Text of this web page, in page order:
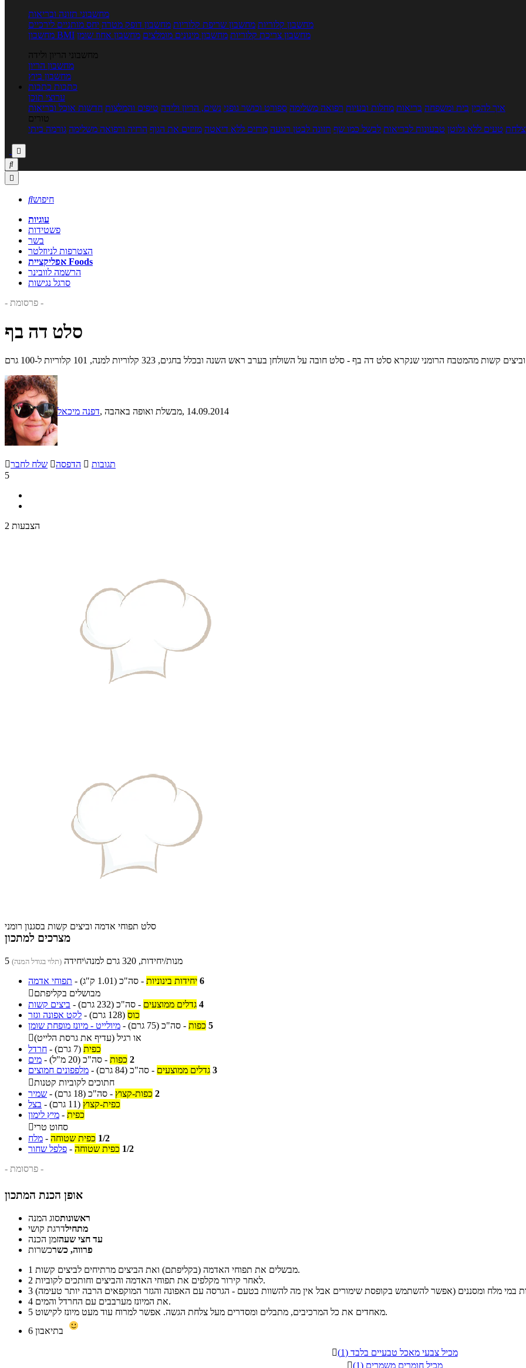
מחשבוני תזונה ובריאות
מחשבון קלוריות מחשבון שריפת קלוריות מחשבון דופק מטרה יחס מותניים לירכיים
מחשבון BMI
מחשבון צריכת קלוריות מחשבון מינונים מומלצים מחשבון אחוז שומן
מחשבוני הריון ולידה
מחשבון הריון
מחשבון ביוץ
כתבות כתבות
ערוצי תוכן
איך להכין בית ומשפחה בריאות מחלות ובעיות רפואה משלימה ספורט וכושר גופני נשים, הריון ולידה טיפים והמלצות חדשות אוכל ובריאות
טורים
טעים ללא גלוטן טבעונות לבריאות לבשל כמו שף תזונה לבטן רגועה מרזים ללא דיאטה מזיזים את הגוף הרזיה ורפואה משלימה גורמה ביתי



חיפוש
עוגיות
פשטידות
בשר
הצטרפות לניוזלטר
אפליקציית Foods
הרשמה לוובינר
סרגל נגישות
- פרסומת -
סלט דה בף
קשות מהמטבח הרומני שנקרא סלט דה בף - סלט חובה על השולחן בערב ראש השנה ובכלל בחגים, 323 קלוריות למנה, 101 קלוריות ל-100 גרם
דפנה מיכאל , מבשלת ואופה באהבה, 14.09.2014
שלח לחבר הדפסה  תגובות
5
2 הצבעות
סלט תפוחי אדמה וביצים קשות בסגנון רומני
מצרכים למתכון
5 מנות/יחידות, 320 גרם למנה\יחידה (תלוי בגודל המנה)
תפוחי אדמה - 6 יחידות בינוניות - סה"כ (1.01 ק"ג)
מבושלים בקליפתם
ביצים קשות - 4 גדלים ממוצעים - סה"כ (232 גרם)
לקט אפונה וגזר - כוס (128 גרם)
מיולייט - מיונז מופחת שומן - 5 כפות - סה"כ (75 גרם)
או רגיל (עדיף את גרסת הלייט)
חרדל - כפית (7 גרם)
מים - 2 כפות - סה"כ (20 מ"ל)
מלפפונים חמוצים - 3 גדלים ממוצעים - סה"כ (84 גרם)
חתוכים לקוביות קטנות
שמיר - 2 כפות-קצוץ - סה"כ (18 גרם)
בצל - כפית-קצוץ (11 גרם)
מיץ לימון - כפית
סחוט טרי
מלח - 1/2 כפית שטוחה
פלפל שחור - 1/2 כפית שטוחה
- פרסומת -
אופן הכנת המתכון
ראשונותסוג המנה
מתחילדרגת קושי
עד חצי שעהזמן הכנה
פרווה, כשרכשרות
1
מבשלים את תפוחי האדמה (בקליפתם) ואת הביצים מרתיחים לביצים קשות.
2
לאחר קירור מקלפים את תפוחי האדמה והביצים וחותכים לקוביות.
3
4
את המיונז מערבבים עם החרדל והמים.
5
מאחדים את כל המרכיבים, מתבלים ומסדרים מעל צלחת הגשה. אפשר למרוח עוד מעט מיונז לקישוט.
6

מכיל צבעי מאכל טבעיים בלבד (1)

מכיל חומרים משמרים (1)